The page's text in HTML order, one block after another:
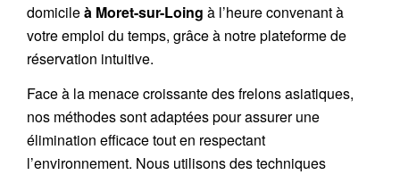
domicileà Moret-sur-Loing à l’heure convenant à
votre emploi du temps, grâce à notre plateforme de
réservation intuitive.
Face à la menace croissante des frelons asiatiques,
nos méthodes sont adaptées pour assurer une
élimination efficace tout en respectant
l’environnement. Nous utilisons des techniques